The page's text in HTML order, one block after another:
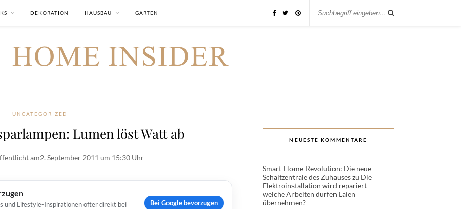
DEKORATION HAUSBAU GARTEN
UNCATEGORIZED
Lumen löst Watt ab
am2. September 2011 um 15:30 Uhr
und Lifestyle-Inspirationen öfter direkt bei
Bei Google bevorzugen
NEUESTE KOMMENTARE
Smart-Home-Revolution: Die neue
Schaltzentrale des Zuhauseszu Die
Elektroinstallation wird repariert –
welche Arbeiten dürfen Laien
übernehmen?